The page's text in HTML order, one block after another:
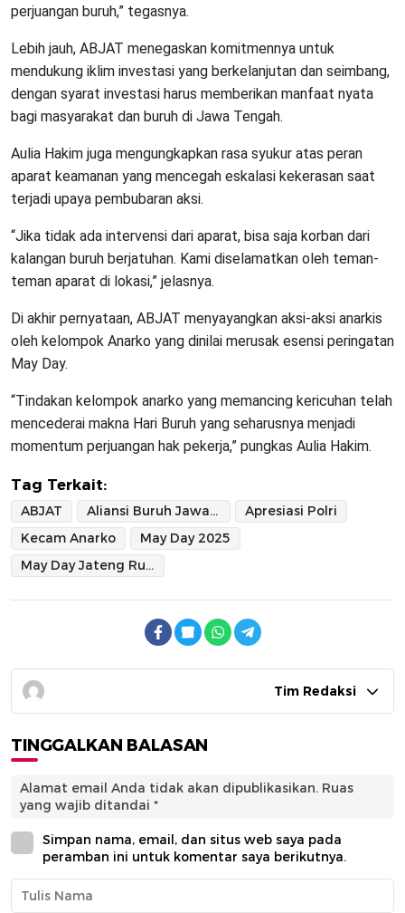
perjuangan buruh,” tegasnya.
Lebih jauh, ABJAT menegaskan komitmennya untuk
mendukung iklim investasi yang berkelanjutan dan seimbang,
dengan syarat investasi harus memberikan manfaat nyata
bagi masyarakat dan buruh di Jawa Tengah.
Aulia Hakim juga mengungkapkan rasa syukur atas peran
aparat keamanan yang mencegah eskalasi kekerasan saat
terjadi upaya pembubaran aksi.
“Jika tidak ada intervensi dari aparat, bisa saja korban dari
kalangan buruh berjatuhan. Kami diselamatkan oleh teman-
teman aparat di lokasi,” jelasnya.
Di akhir pernyataan, ABJAT menyayangkan aksi-aksi anarkis
oleh kelompok Anarko yang dinilai merusak esensi peringatan
May Day.
“Tindakan kelompok anarko yang memancing kericuhan telah
mencederai makna Hari Buruh yang seharusnya menjadi
momentum perjuangan hak pekerja,” pungkas Aulia Hakim.
Tag Terkait:
ABJAT Aliansi Buruh Jawa Tengah
Apresiasi Polri
Kecam Anarko
May Day 2025
May Day Jateng Rusuh
Tim Redaksi
TINGGALKAN BALASAN
Alamat email Anda tidak akan dipublikasikan. Ruas
yang wajib ditandai *
Simpan nama, email, dan situs web saya pada
peramban ini untuk komentar saya berikutnya.